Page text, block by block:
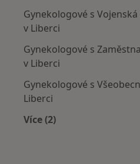
Gynekologové s
v Liberci
Gynekologové s
v Liberci
Gynekologové s
Liberci
Více (2)